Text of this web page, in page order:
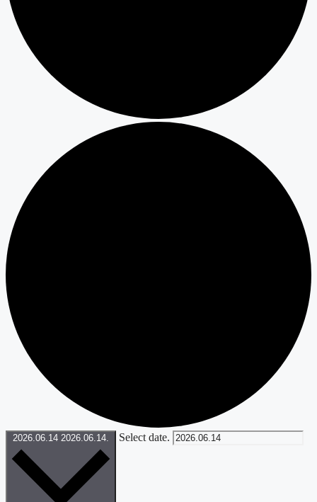
2026.06.14 2026.06.14. Select date.